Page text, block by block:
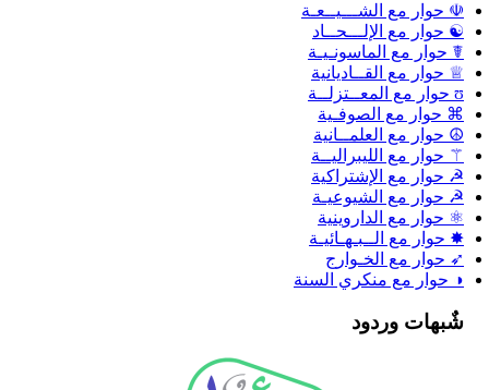
☫ حوار مع الشـــيــعـة
☯ حوار مع الإلـــحــاد
☤ حوار مع الماسونـيـة
♕ حوار مع القــاديانية
ʊ حوار مع المعــتزلــة
⌘ حوار مع الصوفـية
☮ حوار مع العلمــانية
⚚ حوار مع الليبراليــة
☭ حوار مع الإشتراكية
☭ حوار مع الشيوعيـة
⚛ حوار مع الداروينية
✸ حوار مع الــبـهـائيـة
➶ حوار مع الخـوارج
◑ حوار مع منكري السنة
شٌبهات وردود